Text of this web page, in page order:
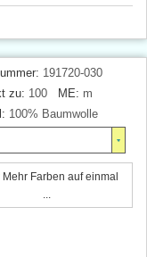
191720-030
zu: 100 ME: m
100% Baumwolle
Mehr Farben auf einmal